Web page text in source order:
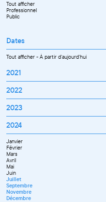
Tout afficher
Professionnel
Public
Dates
Tout afficher-À partir d'aujourd'hui
2021
Septembre
Octobre
Novembre
Décembre
2022
Janvier
Février
Mars
Avril
Juillet
Septembre
Octobre
Novembre
Décembre
2023
Janvier
Février
Mars
Avril
Mai
Juin
Septembre
Octobre
Novembre
Décembre
2024
Janvier
Février
Mars
Avril
Mai
Juin
Juillet
Septembre
Novembre
Décembre